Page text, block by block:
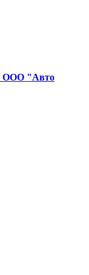
ООО "Авто